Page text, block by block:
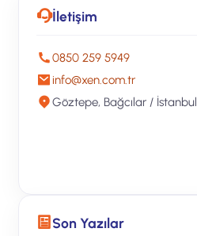
İletişim
0850 259 5949
info@xen.com.tr
Göztepe, Bağcılar / İstanbul
Son Yazılar